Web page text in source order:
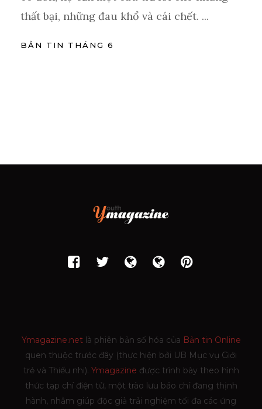
thất bại, những đau khổ và cái chết. ...
BẢN TIN THÁNG 6
Ymagazine.netlà phiên bản số hóa của Bản tin Online
quen thuộc trước đây (thực hiện bởi UB Mục vụ Giới
trẻ và Thiếu nhi). Ymagazine được trình bày theo hình
thức tạp chí điện tử, một trào lưu báo chí đang thịnh
hành, nhằm giúp độc giả trải nghiệm tối đa các ứng